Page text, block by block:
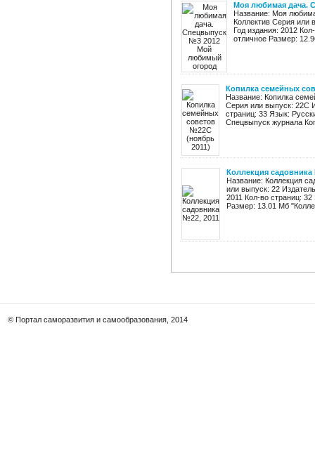
Моя любимая дача.
Название: Моя
Коллектив Серия
Год издания: 2012
отличное Размер:
Копилка семейных
Название: Копилка
Серия или выпуск: 22С
страниц: 33 Язык:
Спецвыпуск журнала
Коллекция садовника
Название: Коллекция
или выпуск: 22
2011 Кол-во страниц:
Размер: 13.01 Мб
© Портал саморазвития и самообразования, 2014